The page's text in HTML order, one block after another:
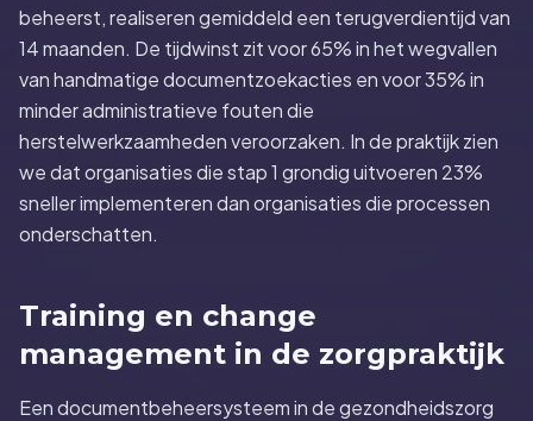
beheerst, realiseren gemiddeld een terugverdientijd van
14 maanden. De tijdwinst zit voor 65% in het wegvallen
van handmatige documentzoekacties en voor 35% in
minder administratieve fouten die
herstelwerkzaamheden veroorzaken. In de praktijk zien
we dat organisaties die stap 1 grondig uitvoeren 23%
sneller implementeren dan organisaties die processen
onderschatten.
Training en change
management in de zorgpraktijk
Een documentbeheersysteem in de gezondheidszorg